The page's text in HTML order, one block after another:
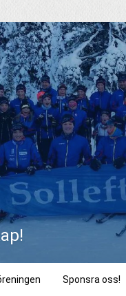
Sponsra oss!